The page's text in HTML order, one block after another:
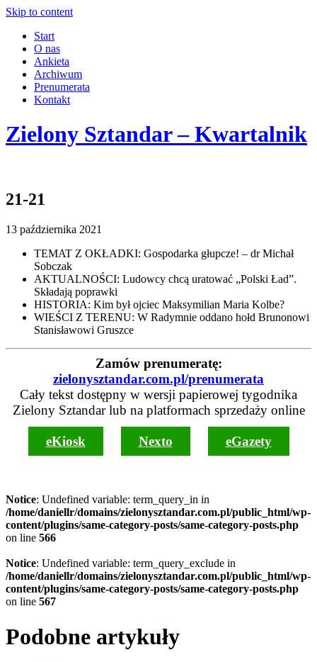
Skip to content
Start
O nas
Ankieta
Archiwum
Prenumerata
Kontakt
Zielony Sztandar – Kwartalnik
21-21
13 października 2021
TEMAT Z OKŁADKI: Gospodarka głupcze! – dr Michał
Sobczak
AKTUALNOŚCI: Ludowcy chcą uratować „Polski Ład”.
Składają poprawki
HISTORIA: Kim był ojciec Maksymilian Maria Kolbe?
WIEŚCI Z TERENU: W Radymnie oddano hołd Brunonowi
Stanisławowi Gruszce
Zamów prenumeratę:
zielonysztandar.com.pl/prenumerata
Cały tekst dostępny w wersji papierowej tygodnika
Zielony Sztandar lub na platformach sprzedaży online
eKiosk Nexto eGazety
Notice: Undefined variable: term_query_in in
/home/daniellr/domains/zielonysztandar.com.pl/public_html/wp-
content/plugins/same-category-posts/same-category-posts.php
on line 566
Notice: Undefined variable: term_query_exclude in
/home/daniellr/domains/zielonysztandar.com.pl/public_html/wp-
content/plugins/same-category-posts/same-category-posts.php
on line 567
Podobne artykuły